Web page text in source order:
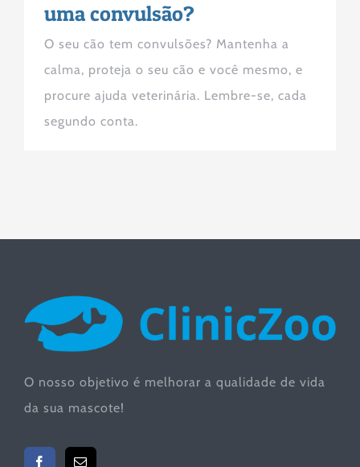
uma convulsão?
O seu cão tem convulsões? Mantenha a
calma, proteja o seu cão e você mesmo, e
procure ajuda veterinária. Lembre-se, cada
segundo conta.
O nosso objetivo é melhorar a qualidade de vida
da sua mascote!